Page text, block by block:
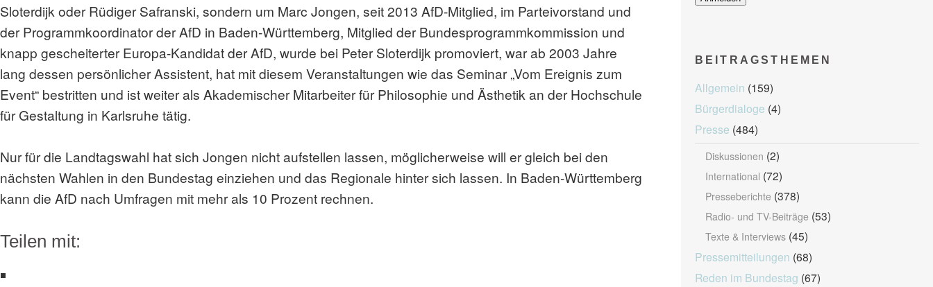
Sloterdijk oder Rüdiger Safranski, sondern um Marc Jongen, seit 2013 AfD-Mitglied, im Parteivorstand und
der Programmkoordinator der AfD in Baden-Württemberg, Mitglied der Bundesprogrammkommission und
knapp gescheiterter Europa-Kandidat der AfD, wurde bei Peter Sloterdijk promoviert, war ab 2003 Jahre
lang dessen persönlicher Assistent, hat mit diesem Veranstaltungen wie das Seminar „Vom Ereignis zum
Event“ bestritten und ist weiter als Akademischer Mitarbeiter für Philosophie und Ästhetik an der Hochschule
für Gestaltung in Karlsruhe tätig.
Nur für die Landtagswahl hat sich Jongen nicht aufstellen lassen, möglicherweise will er gleich bei den
nächsten Wahlen in den Bundestag einziehen und das Regionale hinter sich lassen. In Baden-Württemberg
kann die AfD nach Umfragen mit mehr als 10 Prozent rechnen.
Teilen mit:
BEITRAGSTHEMEN
Allgemein (159)
Bürgerdialoge (4)
Presse (484)
Diskussionen (2)
International (72)
Presseberichte (378)
Radio- und TV-Beiträge (53)
Texte & Interviews(45)
Pressemitteilungen (68)
Reden im Bundestag (67)